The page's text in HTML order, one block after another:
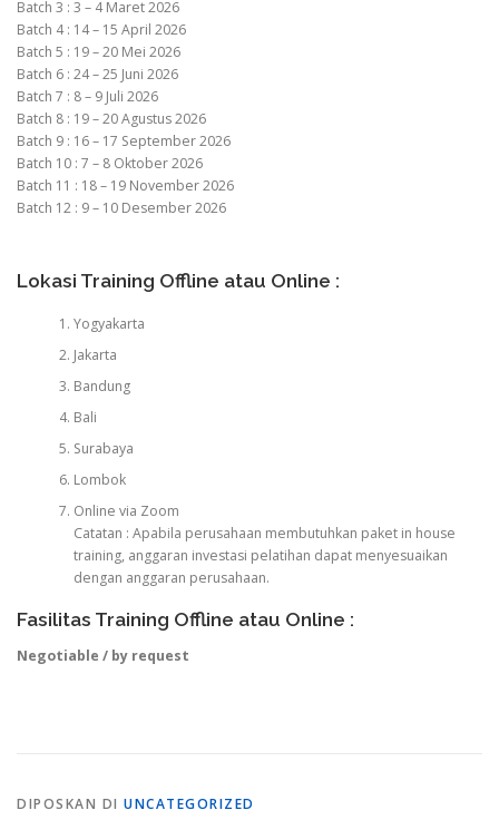
Batch 3 : 3 – 4 Maret 2026
Batch 4 : 14 – 15 April 2026
Batch 5 : 19 – 20 Mei 2026
Batch 6 : 24 – 25 Juni 2026
Batch 7 : 8 – 9 Juli 2026
Batch 8 : 19 – 20 Agustus 2026
Batch 9 : 16 – 17 September 2026
Batch 10 : 7 – 8 Oktober 2026
Batch 11 : 18 – 19 November 2026
Batch 12 : 9 – 10 Desember 2026
Lokasi Training Offline atau Online :
Yogyakarta
Jakarta
Bandung
Bali
Surabaya
Lombok
Online via Zoom
Catatan : Apabila perusahaan membutuhkan paket in house
training, anggaran investasi pelatihan dapat menyesuaikan
dengan anggaran perusahaan.
Fasilitas Training Offline atau Online :
Negotiable / by request
DIPOSKAN DI UNCATEGORIZED